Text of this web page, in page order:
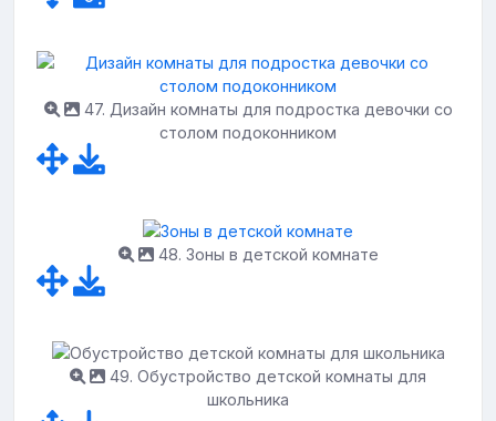
47. Дизайн комнаты для подростка девочки со
столом подоконником
48. Зоны в детской комнате
49. Обустройство детской комнаты для
школьника